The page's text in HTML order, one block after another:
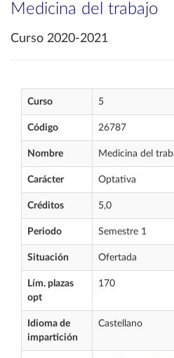
Medicina del trabajo
Curso 2020-2021
Curso 5
Código 26787
Nombre Medicina del
Carácter Optativa
Créditos 5,0
Periodo Semestre 1
Situación Ofertada
Lím. plazas
opt
170
Idioma de
impartición
Castellano